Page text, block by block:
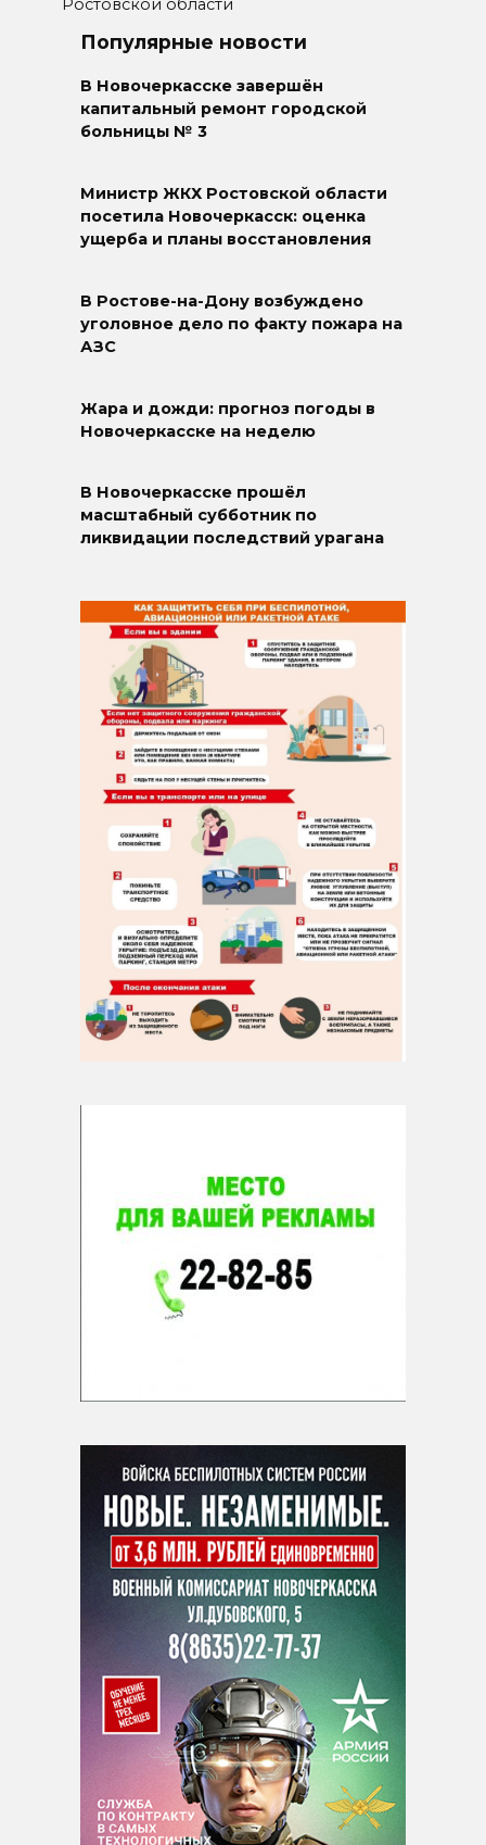
Ростовской области
Популярные новости
В Новочеркасске завершён
капитальный ремонт городской
больницы № 3
Министр ЖКХ Ростовской области
посетила Новочеркасск: оценка
ущерба и планы восстановления
В Ростове-на-Дону возбуждено
уголовное дело по факту пожара на
АЗС
Жара и дожди: прогноз погоды в
Новочеркасске на неделю
В Новочеркасске прошёл
масштабный субботник по
ликвидации последствий урагана